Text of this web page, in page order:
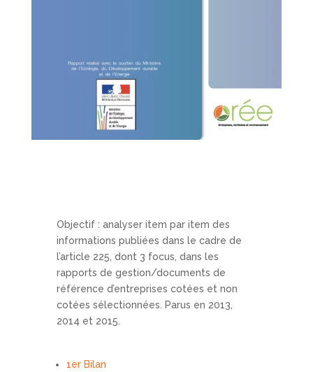
Objectif : analyser item par item des
informations publiées dans le cadre de
l’article 225, dont 3 focus, dans les
rapports de gestion/documents de
référence d’entreprises cotées et non
cotées sélectionnées. Parus en 2013,
2014 et 2015.
1er Bilan